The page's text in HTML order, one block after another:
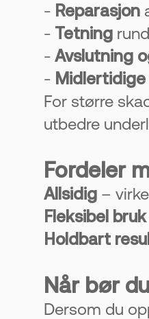
- Reparasjon
- Tetning
- Avslutning
-
For større
utbedre
Fordeler
Allsidig –
Fleksibel bruk
Holdbart
Når bør
Dersom du